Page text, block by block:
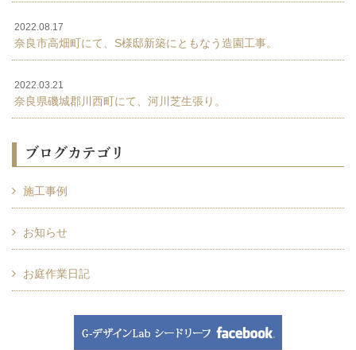
2022.08.17
奈良市高畑町にて、S様邸新築にともなう造園工事。
2022.03.21
奈良県磯城郡川西町にて、河川芝生張り。
ブログカテゴリ
施工事例
お知らせ
お庭作業日記